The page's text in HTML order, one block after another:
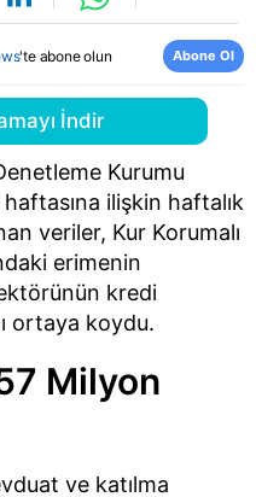
'te abone olun Abone Ol
İndir
Kurumu
ilişkin haftalık
veriler, Kur Korumalı
erimenin
kredi
ortaya koydu.
Milyon
ve katılma